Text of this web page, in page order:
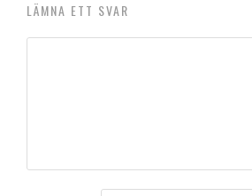
LÄMNA ETT SVAR